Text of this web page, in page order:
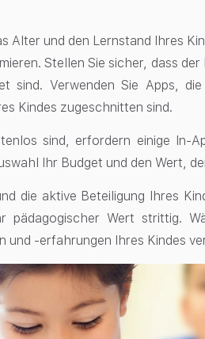
Alter und den Lernstand Ihres
Stellen Sie sicher, dass
sind. Verwenden Sie Apps,
Kindes zugeschnitten sind.
sind, erfordern einige In-
Ihr Budget und den Wert,
die aktive Beteiligung Ihres
Wert strittig.
und -erfahrungen Ihres Kindes